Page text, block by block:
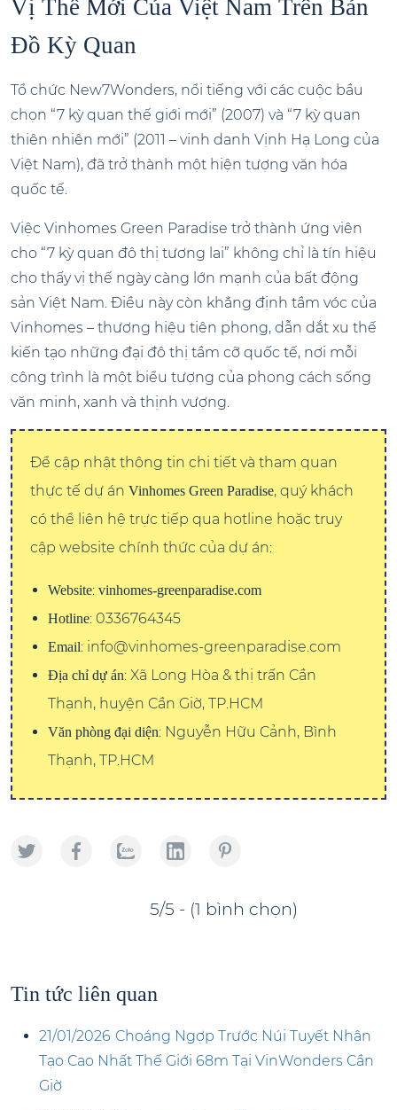
Vị Thế Mới Của Việt Nam Trên Bản
Đồ Kỳ Quan
Tổ chức New7Wonders, nổi tiếng với các cuộc bầu
chọn “7 kỳ quan thế giới mới” (2007) và “7 kỳ quan
thiên nhiên mới” (2011 – vinh danh Vịnh Hạ Long của
Việt Nam), đã trở thành một hiện tượng văn hóa
quốc tế.
Việc Vinhomes Green Paradise trở thành ứng viên
cho “7 kỳ quan đô thị tương lai” không chỉ là tín hiệu
cho thấy vị thế ngày càng lớn mạnh của bất động
sản Việt Nam. Điều này còn khẳng định tầm vóc của
Vinhomes – thương hiệu tiên phong, dẫn dắt xu thế
kiến tạo những đại đô thị tầm cỡ quốc tế, nơi mỗi
công trình là một biểu tượng của phong cách sống
văn minh, xanh và thịnh vượng.
Để cập nhật thông tin chi tiết và tham quan
thực tế dự án Vinhomes Green Paradise, quý khách
có thể liên hệ trực tiếp qua hotline hoặc truy
cập website chính thức của dự án:
Website: vinhomes-greenparadise.com
Hotline: 0336764345
Email: info@vinhomes-greenparadise.com
Địa chỉ dự án: Xã Long Hòa & thị trấn Cần
Thạnh, huyện Cần Giờ, TP.HCM
Văn phòng đại diện: Nguyễn Hữu Cảnh, Bình
Thạnh, TP.HCM
5/5 - (1 bình chọn)
Tin tức liên quan
21/01/2026 Choáng Ngợp Trước Núi Tuyết Nhân
Tạo Cao Nhất Thế Giới 68m Tại VinWonders Cần
Giờ